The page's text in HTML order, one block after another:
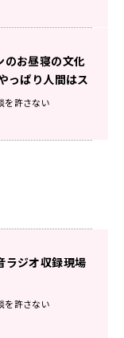
のお昼寝の文化
っぱり人間はス
けないんだ。
を許さない
ラジオ収録現場
を許さない